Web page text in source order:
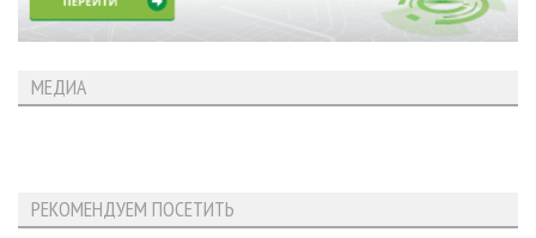
МЕДИА
РЕКОМЕНДУЕМ ПОСЕТИТЬ